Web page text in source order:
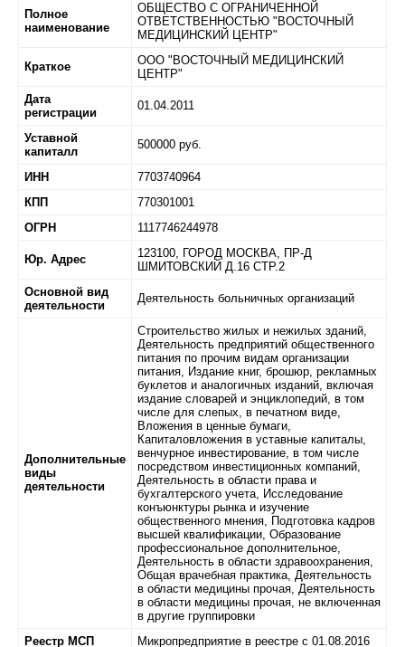
Полное
наименование
ОБЩЕСТВО С ОГРАНИЧЕННОЙ
ОТВЕТСТВЕННОСТЬЮ "ВОСТОЧНЫЙ
МЕДИЦИНСКИЙ ЦЕНТР"
Краткое
ООО "ВОСТОЧНЫЙ МЕДИЦИНСКИЙ
ЦЕНТР"
Дата
регистрации
01.04.2011
Уставной
капиталл
500000 руб.
ИНН
7703740964
КПП
770301001
ОГРН
1117746244978
Юр. Адрес 123100, ГОРОД МОСКВА, ПР-Д
ШМИТОВСКИЙ Д.16 СТР.2
Основной вид
деятельности
Деятельность больничных организаций
Дополнительные
виды
деятельности
Строительство жилых и нежилых зданий,
Деятельность предприятий общественного
питания по прочим видам организации
питания, Издание книг, брошюр, рекламных
буклетов и аналогичных изданий, включая
издание словарей и энциклопедий, в том
числе для слепых, в печатном виде,
Вложения в ценные бумаги,
Капиталовложения в уставные капиталы,
венчурное инвестирование, в том числе
посредством инвестиционных компаний,
Деятельность в области права и
бухгалтерского учета, Исследование
конъюнктуры рынка и изучение
общественного мнения, Подготовка кадров
высшей квалификации, Образование
профессиональное дополнительное,
Деятельность в области здравоохранения,
Общая врачебная практика, Деятельность
в области медицины прочая, Деятельность
в области медицины прочая, не включенная
в другие группировки
Реестр МСП
Микропредприятие в реестре с 01.08.2016